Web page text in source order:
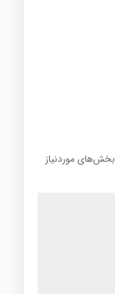
بخش‌های موردنیاز